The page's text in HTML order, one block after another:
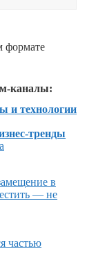
формате
каналы:
и технологии
тренды
в
— не
частью